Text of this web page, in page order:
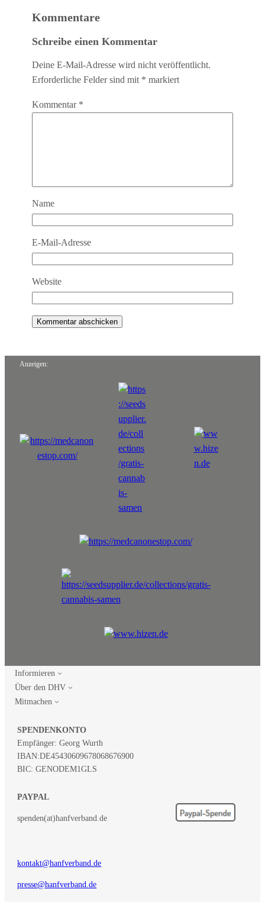
Kommentare
Schreibe einen Kommentar
Deine E-Mail-Adresse wird nicht veröffentlicht.
Erforderliche Felder sind mit * markiert
Kommentar *
Name
E-Mail-Adresse
Website
Anzeigen:
Informieren
Über den DHV
Mitmachen
SPENDENKONTO
Empfänger: Georg Wurth
IBAN:DE45430609678068676900
BIC: GENODEM1GLS
PAYPAL
spenden(at)hanfverband.de
kontakt@hanfverband.de
presse@hanfverband.de